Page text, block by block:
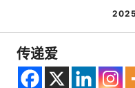
传递爱